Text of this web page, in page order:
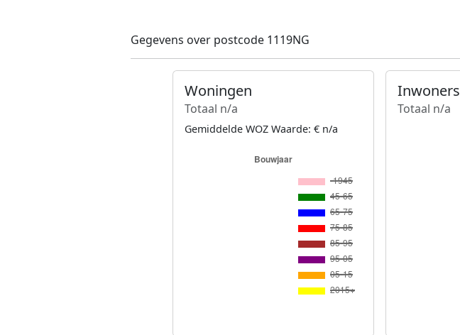
Gegevens over postcode 1119NG
Woningen
Totaal n/a
Gemiddelde WOZ Waarde: € n/a
Inwoners
Totaal n/a